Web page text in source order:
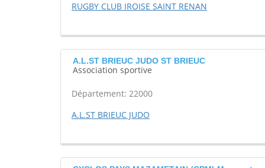
RUGBY CLUB IROISE SAINT RENAN
A.L.ST BRIEUC JUDO ST BRIEUC
Association sportive
Département: 22000
A.L.ST BRIEUC JUDO